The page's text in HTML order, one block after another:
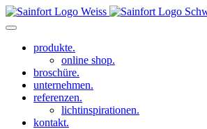
produkte.
online shop.
broschüre.
unternehmen.
referenzen.
lichtinspirationen.
kontakt.